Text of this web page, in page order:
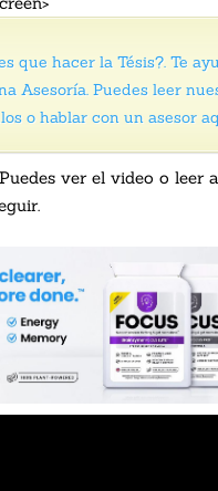
que hacer la Tésis?. Te
Asesoría. Puedes leer
o hablar con un asesor
ver el video o leer